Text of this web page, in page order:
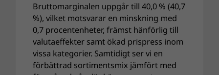
Bruttomarginalen uppgår till 40,0 % (40,7
%), vilket motsvarar en minskning med
0,7 procentenheter, främst hänförlig till
valutaeffekter samt ökad prispress inom
vissa kategorier. Samtidigt ser vi en
förbättrad sortimentsmix jämfört med